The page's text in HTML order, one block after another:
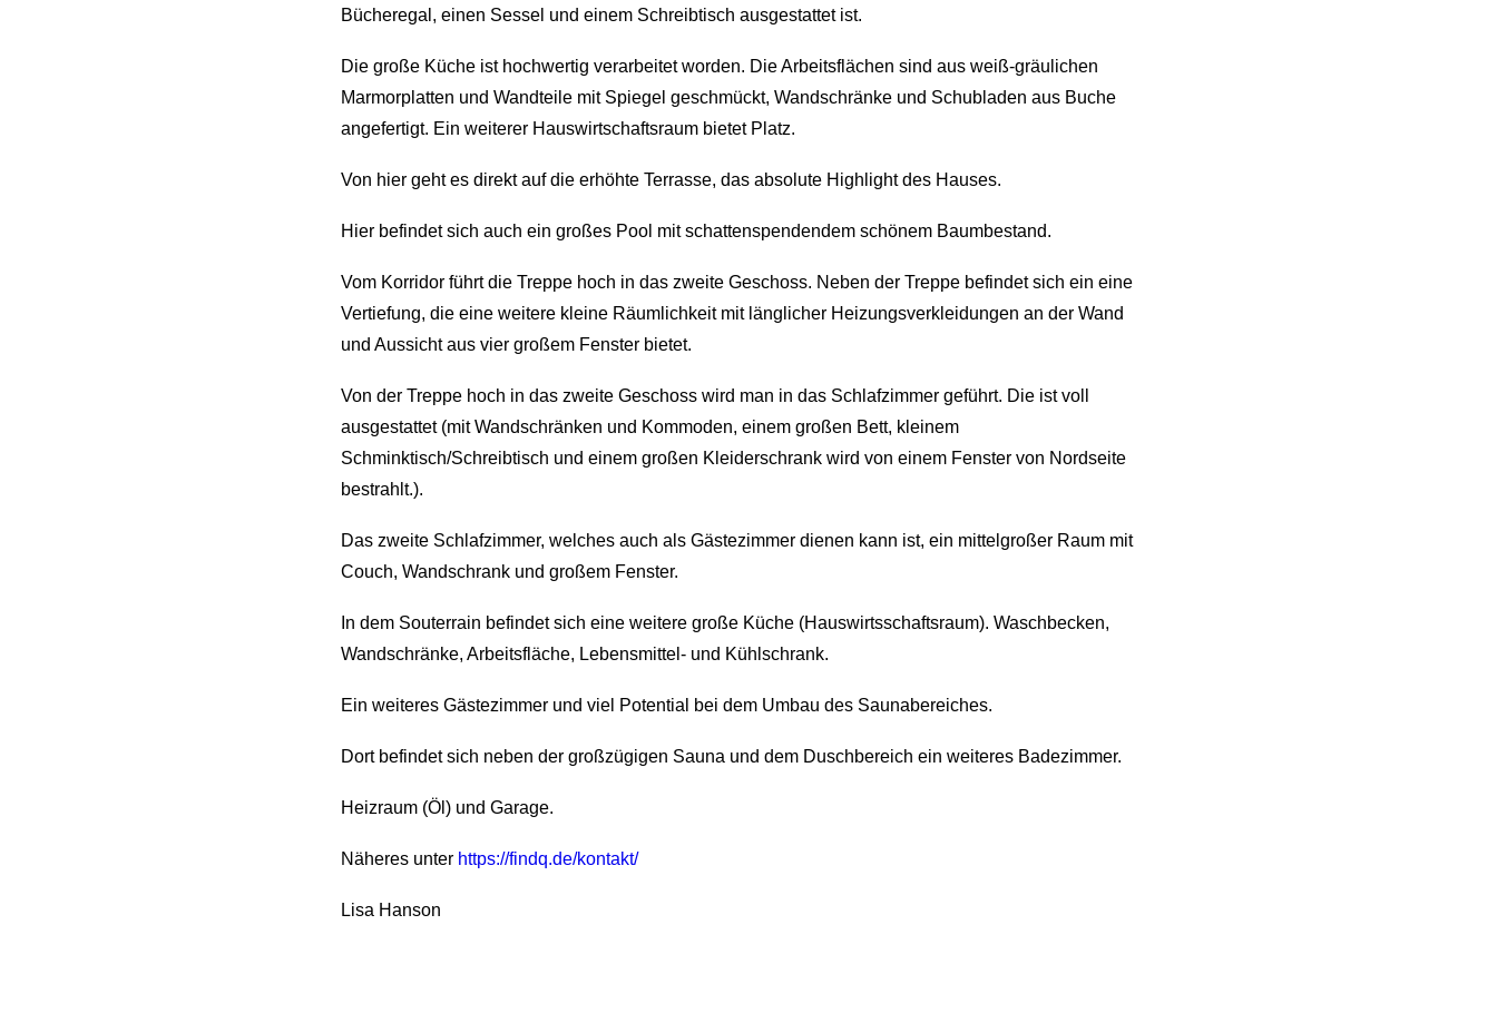
Bücheregal, einen Sessel und einem Schreibtisch ausgestattet ist.
Die große Küche ist hochwertig verarbeitet worden. Die Arbeitsflächen sind aus weiß-gräulichen
Marmorplatten und Wandteile mit Spiegel geschmückt, Wandschränke und Schubladen aus Buche
angefertigt. Ein weiterer Hauswirtschaftsraum bietet Platz.
Von hier geht es direkt auf die erhöhte Terrasse, das absolute Highlight des Hauses.
Hier befindet sich auch ein großes Pool mit schattenspendendem schönem Baumbestand.
Vom Korridor führt die Treppe hoch in das zweite Geschoss. Neben der Treppe befindet sich ein eine
Vertiefung, die eine weitere kleine Räumlichkeit mit länglicher Heizungsverkleidungen an der Wand
und Aussicht aus vier großem Fenster bietet.
Von der Treppe hoch in das zweite Geschoss wird man in das Schlafzimmer geführt. Die ist voll
ausgestattet (mit Wandschränken und Kommoden, einem großen Bett, kleinem
Schminktisch/Schreibtisch und einem großen Kleiderschrank wird von einem Fenster von Nordseite
bestrahlt.).
Das zweite Schlafzimmer, welches auch als Gästezimmer dienen kann ist, ein mittelgroßer Raum mit
Couch, Wandschrank und großem Fenster.
In dem Souterrain befindet sich eine weitere große Küche (Hauswirtsschaftsraum). Waschbecken,
Wandschränke, Arbeitsfläche, Lebensmittel- und Kühlschrank.
Ein weiteres Gästezimmer und viel Potential bei dem Umbau des Saunabereiches.
Dort befindet sich neben der großzügigen Sauna und dem Duschbereich ein weiteres Badezimmer.
Heizraum (Öl) und Garage.
Näheres unter https://findq.de/kontakt/
Lisa Hanson